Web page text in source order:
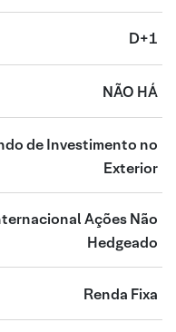
D+1
NÃO HÁ
de Investimento no
Exterior
Ações Não
Hedgeado
Renda Fixa